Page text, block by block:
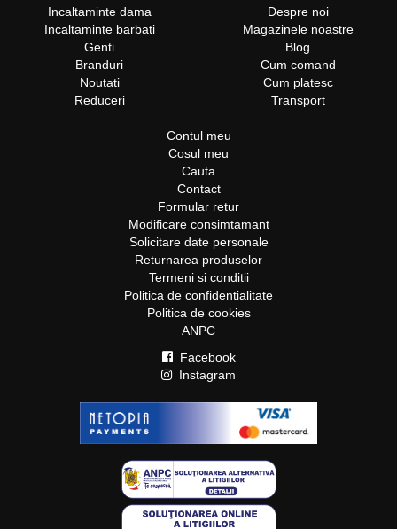
Incaltaminte dama
Incaltaminte barbati
Genti
Branduri
Noutati
Reduceri
Despre noi
Magazinele noastre
Blog
Cum comand
Cum platesc
Transport
Contul meu
Cosul meu
Cauta
Contact
Formular retur
Modificare consimtamant
Solicitare date personale
Returnarea produselor
Termeni si conditii
Politica de confidentialitate
Politica de cookies
ANPC
Facebook
Instagram